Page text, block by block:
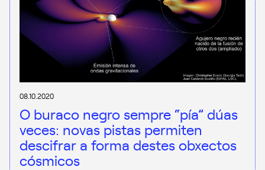
08.10.2020
O buraco negro sempre “pía” dúas
veces: novas pistas permiten
descifrar a forma destes obxectos
cósmicos